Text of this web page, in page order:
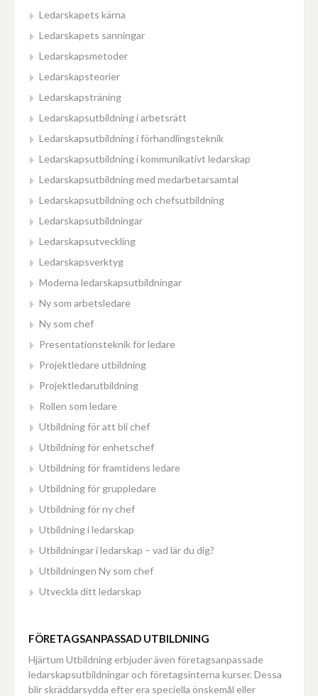
Ledarskapets kärna
Ledarskapets sanningar
Ledarskapsmetoder
Ledarskapsteorier
Ledarskapsträning
Ledarskapsutbildning i arbetsrätt
Ledarskapsutbildning i förhandlingsteknik
Ledarskapsutbildning i kommunikativt ledarskap
Ledarskapsutbildning med medarbetarsamtal
Ledarskapsutbildning och chefsutbildning
Ledarskapsutbildningar
Ledarskapsutveckling
Ledarskapsverktyg
Moderna ledarskapsutbildningar
Ny som arbetsledare
Ny som chef
Presentationsteknik för ledare
Projektledare utbildning
Projektledarutbildning
Rollen som ledare
Utbildning för att bli chef
Utbildning för enhetschef
Utbildning för framtidens ledare
Utbildning för gruppledare
Utbildning för ny chef
Utbildning i ledarskap
Utbildningar i ledarskap – vad lär du dig?
Utbildningen Ny som chef
Utveckla ditt ledarskap
FÖRETAGSANPASSAD UTBILDNING
Hjärtum Utbildning erbjuder även företagsanpassade
ledarskapsutbildningar och företagsinterna kurser. Dessa
blir skräddarsydda efter era speciella önskemål eller